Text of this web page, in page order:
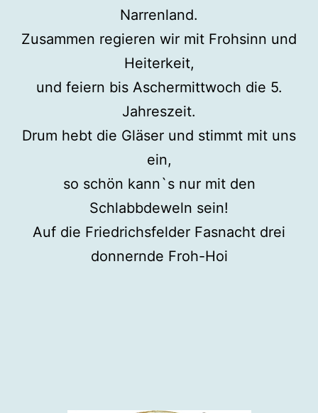
Narrenland.
Zusammen regieren wir mit Frohsinn und
Heiterkeit,
und feiern bis Aschermittwoch die 5.
Jahreszeit.
Drum hebt die Gläser und stimmt mit uns
ein,
so schön kann`s nur mit den
Schlabbdeweln sein!
Auf die Friedrichsfelder Fasnacht drei
donnernde Froh-Hoi